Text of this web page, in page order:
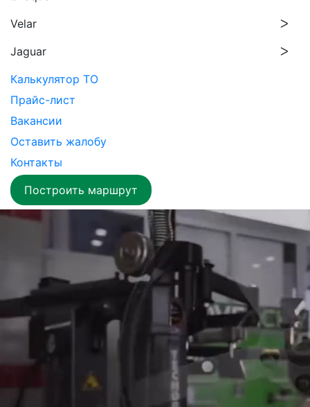
Velar
Jaguar
Калькулятор ТО
Прайс-лист
Вакансии
Оставить жалобу
Контакты
Построить маршрут